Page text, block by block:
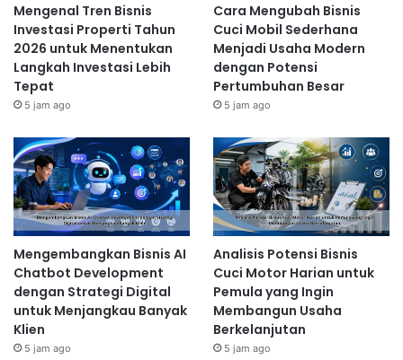
Mengenal Tren Bisnis
Investasi Properti Tahun
2026 untuk Menentukan
Langkah Investasi Lebih
Tepat
5 jam ago
Cara Mengubah Bisnis
Cuci Mobil Sederhana
Menjadi Usaha Modern
dengan Potensi
Pertumbuhan Besar
5 jam ago
Mengembangkan Bisnis AI
Chatbot Development
dengan Strategi Digital
untuk Menjangkau Banyak
Klien
5 jam ago
Analisis Potensi Bisnis
Cuci Motor Harian untuk
Pemula yang Ingin
Membangun Usaha
Berkelanjutan
5 jam ago